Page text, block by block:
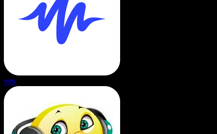
বনাম